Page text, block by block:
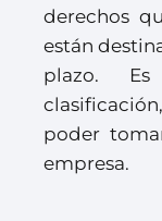
derechos
están
plazo.
poder
empresa.